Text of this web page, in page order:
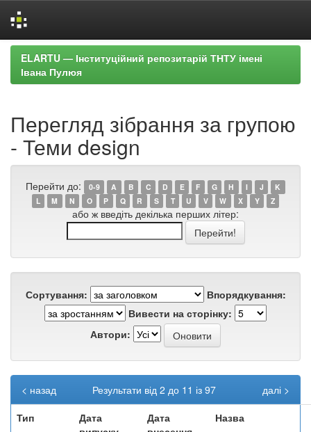
Skip
navigation
ELARTU — Інституційний репозитарій ТНТУ імені
Івана Пулюя
Перегляд зібрання за групою
- Теми design
Перейти до: 0-9 A B C D E F G H I J
K
L
M N O P Q R S T U V W X Y Z
або ж введіть декілька перших літер:
Сортування:
Впорядкування:
Вивести на сторінку:
Автори:
Результати від 2 до 11 із 97
< назад
далі >
Тип
Дата
Дата
Назва